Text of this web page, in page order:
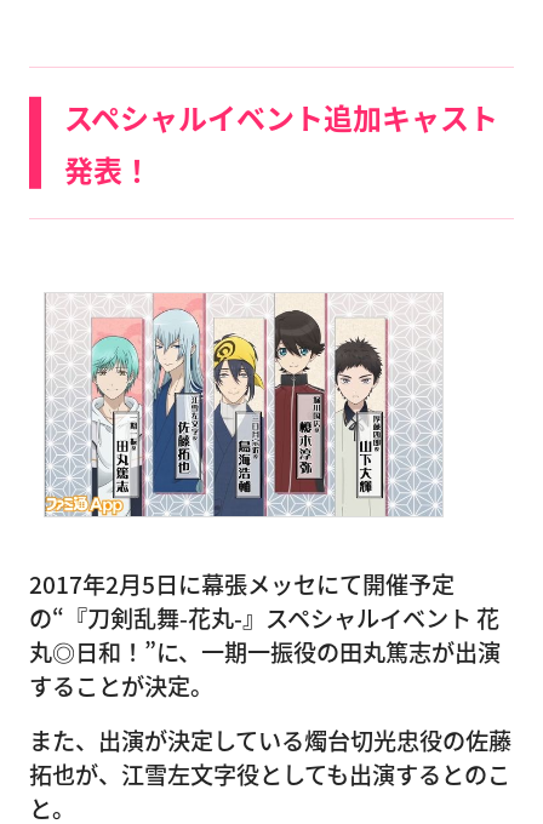
スペシャルイベント追加キャスト
発表！
2017年2月5日に幕張メッセにて開催予定
の“『刀剣乱舞-花丸-』スペシャルイベント 花
丸◎日和！”に、一期一振役の田丸篤志が出演
することが決定。
また、出演が決定している燭台切光忠役の佐藤
拓也が、江雪左文字役としても出演するとのこ
と。